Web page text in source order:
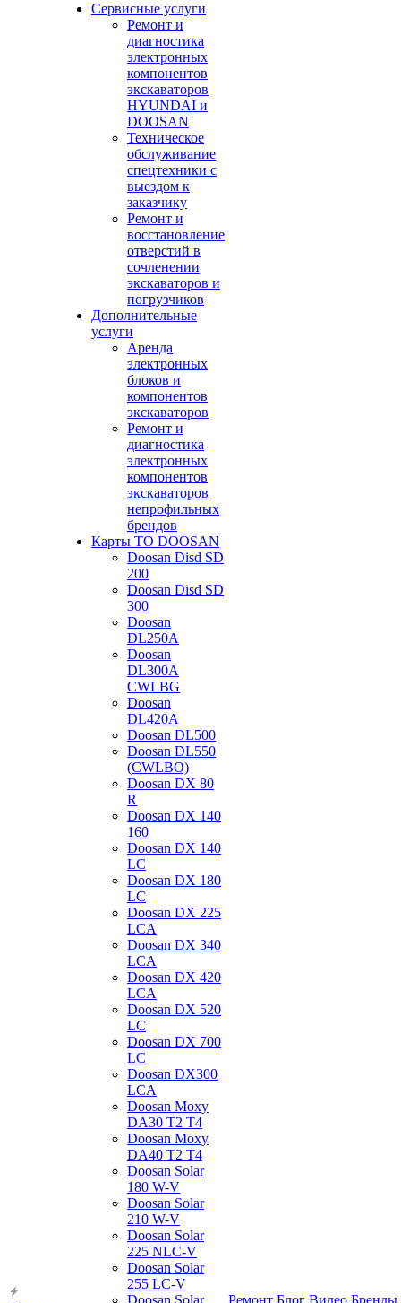
Сервисные услуги
Ремонт и
диагностика
электронных
компонентов
экскаваторов
HYUNDAI и
DOOSAN
Техническое
обслуживание
спецтехники с
выездом к
заказчику
Ремонт и
восстановление
отверстий в
сочленении
экскаваторов и
погрузчиков
Дополнительные
услуги
Аренда
электронных
блоков и
компонентов
экскаваторов
Ремонт и
диагностика
электронных
компонентов
экскаваторов
непрофильных
брендов
Карты ТО DOOSAN
Doosan Disd SD
200
Doosan Disd SD
300
Doosan
DL250A
Doosan
DL300A
CWLBG
Doosan
DL420A
Doosan DL500
Doosan DL550
(CWLBO)
Doosan DX 80
R
Doosan DX 140
160
Doosan DX 140
LC
Doosan DX 180
LC
Doosan DX 225
LCA
Doosan DX 340
LCA
Doosan DX 420
LCA
Doosan DX 520
LC
Doosan DX 700
LC
Doosan DX300
LCA
Doosan Moxy
DA30 T2 T4
Doosan Moxy
DA40 T2 T4
Doosan Solar
180 W-V
Doosan Solar
210 W-V
Doosan Solar
225 NLC-V
Doosan Solar
255 LC-V
Doosan Solar
Ремонт Блог Видео Бренды